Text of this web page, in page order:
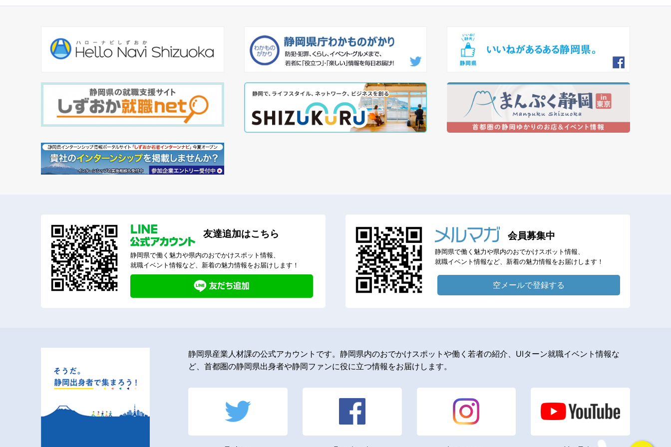
友達追加はこちら
静岡県で働く魅力や県内のおでかけスポット情報、
就職イベント情報など、新着の魅力情報をお届けします！
会員募集中
静岡県で働く魅力や県内のおでかけスポット情報、
就職イベント情報など、新着の魅力情報をお届けします！
空メールで登録する
静岡県産業人材課の公式アカウントです。静岡県内のおでかけスポットや働く若者の紹介、UIターン就職イベント情報な
ど、首都圏の静岡県出身者や静岡ファンに役に立つ情報をお届けします。